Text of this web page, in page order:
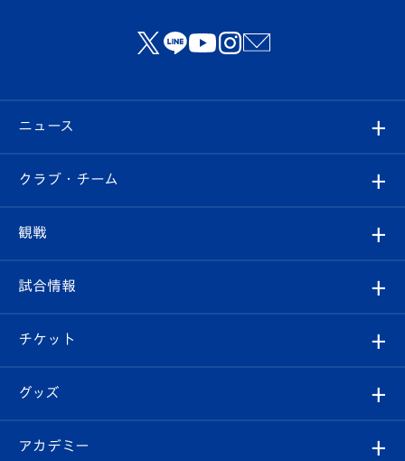
ニュース
すべて
クラブ
試合情報
チケット
イベント
クラブ・チーム
クラブ概要
エンブレム紹介
スタッフプロフィール
観戦
観戦ルール
はじめての観戦ガイド
Revive Team
試合情報
試合日程/結果
フォトギャラリー
チケット
チケット
グッズ
オンラインショップ
アカデミー